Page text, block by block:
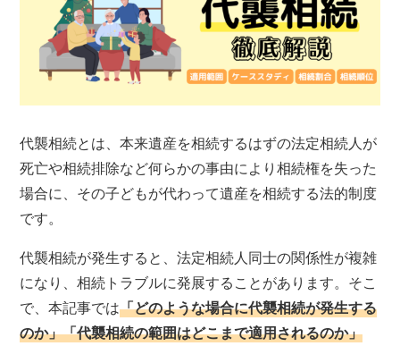
代襲相続とは、本来遺産を相続するはずの法定相続人が
死亡や相続排除など何らかの事由により相続権を失った
場合に、その子どもが代わって遺産を相続する法的制度
です。
代襲相続が発生すると、法定相続人同士の関係性が複雑
になり、相続トラブルに発展することがあります。そこ
で、本記事では「どのような場合に代襲相続が発生する
のか」「代襲相続の範囲はどこまで適用されるのか」